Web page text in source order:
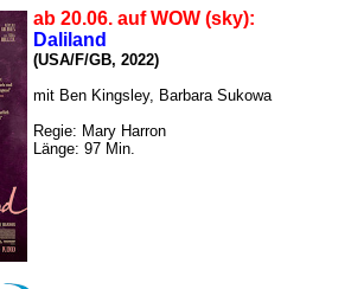
ab 20.06. auf WOW (sky):
Daliland
(USA/F/GB, 2022)
mit Ben Kingsley, Barbara Sukowa
Regie: Mary Harron
Länge: 97 Min.